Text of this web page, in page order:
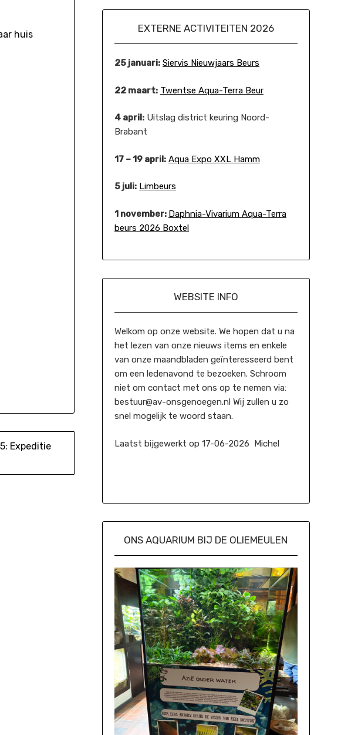
huis
Expeditie
EXTERNE ACTIVITEITEN 2026
25 januari: Siervis Nieuwjaars Beurs
22 maart: Twentse Aqua-Terra Beur
4 april:Uitslag district keuring Noord-
Brabant
17 – 19 april: Aqua Expo XXL Hamm
5 juli: Limbeurs
1 november: Daphnia-Vivarium Aqua-Terra
beurs 2026 Boxtel
WEBSITE INFO
Welkom op onze website. We hopen dat u na
het lezen van onze nieuws items en enkele
van onze maandbladen geïnteresseerd bent
om een ledenavond te bezoeken. Schroom
niet om contact met ons op te nemen via:
bestuur@av-onsgenoegen.nl Wij zullen u zo
snel mogelijk te woord staan.
Laatst bijgewerkt op 17-06-2026 Michel
ONS AQUARIUM BIJ DE OLIEMEULEN